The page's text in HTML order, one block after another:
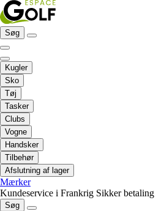
Søg
Kugler
Sko
Tøj
Tasker
Clubs
Vogne
Handsker
Tilbehør
Afslutning af lager
Mærker
Kundeservice i Frankrig Sikker betaling
Søg